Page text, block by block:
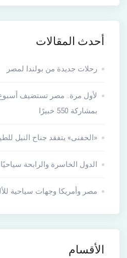
أحدث المقالات
رحلات جديدة من بولندا لمصر
لأول مرة.. مصر تستضيف أسبوع
بمشاركة 550 خبيرًا
«الحفنى» يتفقد جناح النيل
الدول الخاسرة والرابحة سياحيًا من
مصر وأمريكا وجهات سياحية
الأقسام